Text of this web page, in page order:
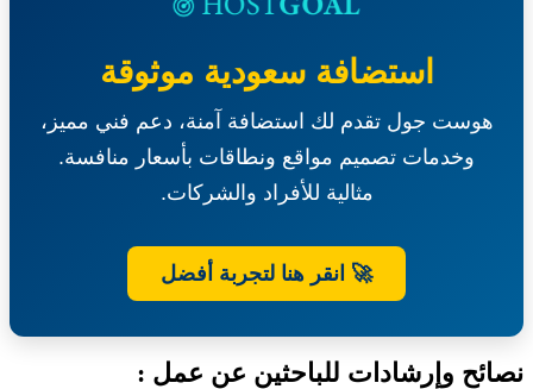
وتشغيل
كبار
الشخصيات
شركة
لتشغيل
المطارات
استضافة سعودية موثوقة
هوست جول تقدم لك استضافة آمنة، دعم فني مميز،
وخدمات تصميم مواقع ونطاقات بأسعار منافسة.
مثالية للأفراد والشركات.
🚀 انقر هنا لتجربة أفضل
وإرشادات للباحثين عن عمل :